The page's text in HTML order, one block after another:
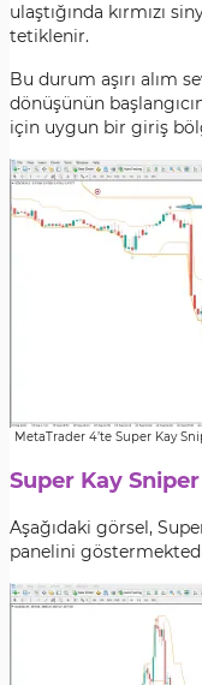
ulaştığında kırmızı
tetiklenir.
Bu durum aşırı alım
dönüşünün
için uygun bir giriş
MetaTrader 4’te Super Kay
Super Kay
Aşağıdaki görsel,
panelini